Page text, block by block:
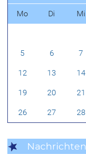
Mo Di Mi
5 6 7
12 13 14
19 20 21
26 27 28
Nachrichten